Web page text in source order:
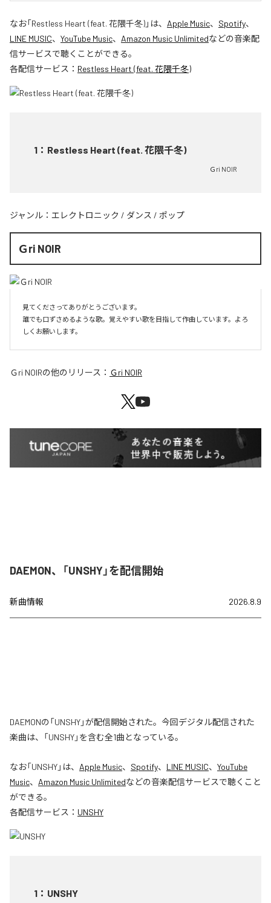
なお「Restless Heart (feat. 花隈千冬)」は、 Apple Music、 Spotify、
LINE MUSIC、 YouTube Music、 Amazon Music Unlimitedなどの音楽配
信サービスで聴くことができる。
各配信サービス： Restless Heart (feat. 花隈千冬)
1 ： Restless Heart (feat. 花隈千冬)
Ｇri NOIR
ジャンル： エレクトロニック / ダンス / ポップ
Ｇri NOIR
見てくださってありがとうございます。
誰でも口ずさめるような歌。覚えやすい歌を目指して作曲しています。よろ
しくお願いします。
Ｇri NOIRの他のリリース： Ｇri NOIR
DAEMON、「UNSHY」を配信開始
新曲情報 2026.8.9
DAEMONの「UNSHY」が配信開始された。今回デジタル配信された
楽曲は、「UNSHY」を含む全1曲となっている。
なお「UNSHY」は、 Apple Music、 Spotify、 LINE MUSIC、 YouTube
Music、 Amazon Music Unlimitedなどの音楽配信サービスで聴くこと
ができる。
各配信サービス： UNSHY
1 ： UNSHY